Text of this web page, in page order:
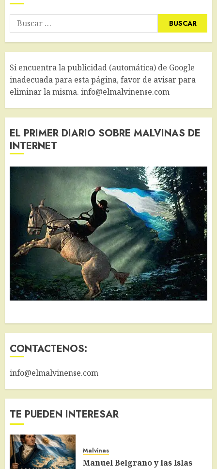
Buscar:
Si encuentra la publicidad (automática) de Google
inadecuada para esta página, favor de avisar para
eliminar la misma. info@elmalvinense.com
EL PRIMER DIARIO SOBRE MALVINAS DE
INTERNET
CONTACTENOS:
info@elmalvinense.com
TE PUEDEN INTERESAR
Malvinas
Manuel Belgrano y las Islas